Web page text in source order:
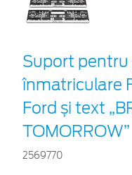
Suport
înmatriculare
Ford și text
TOMORROW”
2569770